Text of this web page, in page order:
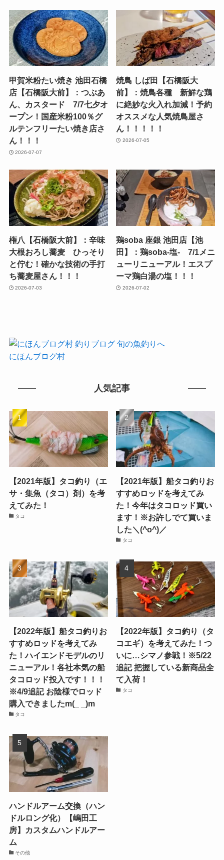
甲賀米粉たい焼き 池田石橋
店【石橋阪大前】：つぶあ
ん、カスタード 7/7七夕オ
ープン！国産米粉100％グ
ルテンフリーたい焼き店さ
ん！！！
2026-07-07
焼鳥 しば田【石橋阪大
前】：焼鳥各種 新鮮な鶏
に絶妙な火入れ加減！予約
オススメな人気焼鳥屋さ
ん！！！！！
2026-07-05
権八【石橋阪大前】：辛味
大根おろし蕎麦 ひっそり
と佇む！確かな技術の手打
ち蕎麦屋さん！！！
2026-07-03
鶏soba 座銀 池田店【池
田】：鶏soba-塩- 7/1メニ
ューリニューアル！エスプ
ーマ鶏白湯の塩！！！
2026-07-02
にほんブログ村
人気記事
【2021年版】タコ釣り（エ
サ・集魚（タコ）剤）を考
えてみた！
タコ
【2021年版】船タコ釣りお
すすめロッドを考えてみ
た！今年はタコロッド買い
ます！※お許しでて買いま
した＼(^o^)／
タコ
【2022年版】船タコ釣りお
すすめロッドを考えてみ
た！ハイエンドモデルのリ
ニューアル！各社本気の船
タコロッド投入です！！！
※4/9追記 お陰様でロッド
購入できましたm(_ _)m
タコ
【2022年版】タコ釣り（タ
コエギ）を考えてみた！つ
いに…シマノ参戦！※5/22
追記 把握している新商品全
て入荷！
タコ
ハンドルアーム交換（ハン
ドルロング化）【嶋田工
房】カスタムハンドルアー
ム
その他